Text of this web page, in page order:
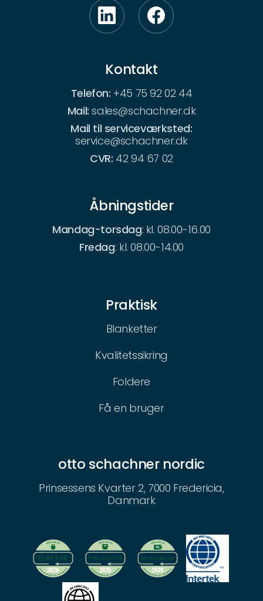
Kontakt
Telefon: +45 75 92 02 44
Mail:sales@schachner.dk
Mail til serviceværksted:
service@schachner.dk
CVR: 42 94 67 02
Åbningstider
Mandag-torsdag: kl. 08.00-16.00
Fredag: kl. 08.00-14.00
Praktisk
Blanketter
Kvalitetssikring
Foldere
Få en bruger
otto schachner nordic
Prinsessens Kvarter 2, 7000 Fredericia,
Danmark